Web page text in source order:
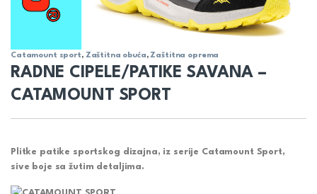
Catamount sport, Zaštitna obuća,Zaštitna oprema
RADNE CIPELE/PATIKE SAVANA –
CATAMOUNT SPORT
Plitke patike sportskog dizajna, iz serije Catamount Sport,
sive boje sa žutim detaljima.